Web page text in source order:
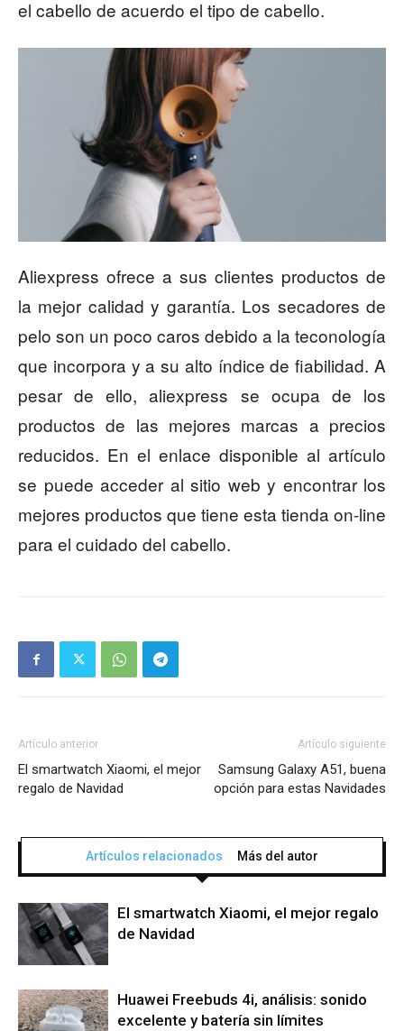
el cabello de acuerdo el tipo de cabello.
Aliexpress ofrece a sus clientes productos de
la mejor calidad y garantía. Los secadores de
pelo son un poco caros debido a la teconología
que incorpora y a su alto índice de fiabilidad. A
pesar de ello, aliexpress se ocupa de los
productos de las mejores marcas a precios
reducidos. En el enlace disponible al artículo
se puede acceder al sitio web y encontrar los
mejores productos que tiene esta tienda on-line
para el cuidado del cabello.
Artículo anterior
El smartwatch Xiaomi, el mejor
regalo de Navidad
Artículo siguiente
Samsung Galaxy A51, buena
opción para estas Navidades
Artículos relacionados Más del autor
El smartwatch Xiaomi, el mejor regalo
de Navidad
Huawei Freebuds 4i, análisis: sonido
excelente y batería sin límites